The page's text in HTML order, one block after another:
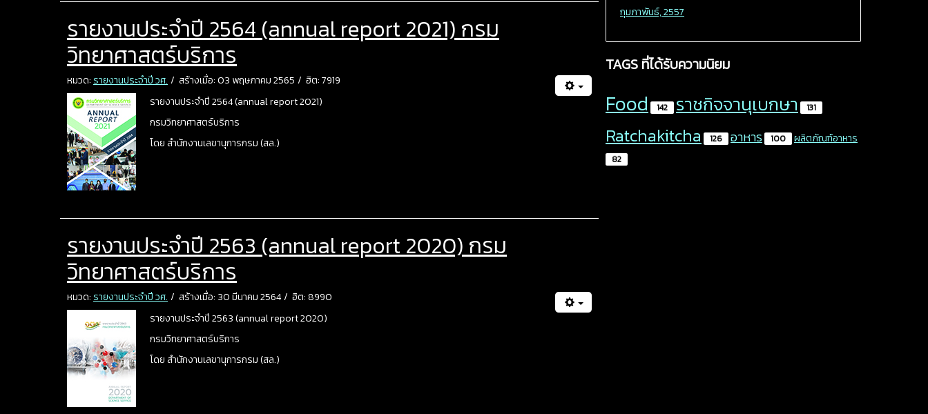
รายงานประจำปี 2564 (annual report 2021) กรม
วิทยาศาสตร์บริการ
หมวด: รายงานประจำปี วศ. สร้างเมื่อ: 03 พฤษภาคม 2565
ฮิต: 7919
รายงานประจำปี 2564 (annual report 2021)
กรมวิทยาศาสตร์บริการ
โดย สำนักงานเลขานุการกรม (สล.)
รายงานประจำปี 2563 (annual report 2020) กรม
วิทยาศาสตร์บริการ
หมวด: รายงานประจำปี วศ. สร้างเมื่อ: 30 มีนาคม 2564
ฮิต: 8990
รายงานประจำปี 2563 (annual report 2020)
กรมวิทยาศาสตร์บริการ
โดย สำนักงานเลขานุการกรม (สล.)
กุมภาพันธ์, 2557
TAGS ที่ได้รับความนิยม
Food 142 ราชกิจจานุเบกษา 131
Ratchakitcha 126 อาหาร 100 ผลิตภัณฑ์อาหาร
82